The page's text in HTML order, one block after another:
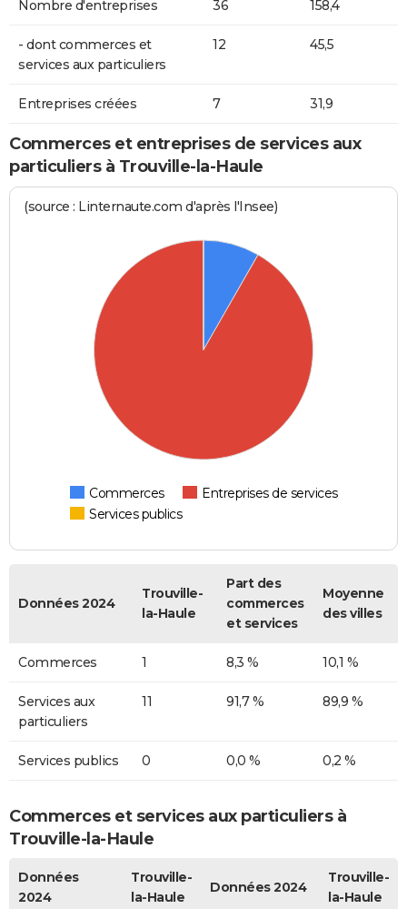
Nombre d'entreprises 36 158,4
- dont commerces et
services aux particuliers
12 45,5
Entreprises créées 7 31,9
Commerces et entreprises de services aux
particuliers à Trouville-la-Haule
(source : Linternaute.com d'après l'Insee)
Commerces
Entreprises de services
Services publics
Données 2024
Trouville-
la-Haule
Part des
commerces
et services
Moyenne
des villes
Commerces 1 8,3 % 10,1 %
Services aux
particuliers
11 91,7 % 89,9 %
Services publics 0 0,0 % 0,2 %
Commerces et services aux particuliers à
Trouville-la-Haule
Données
2024
Trouville-
la-Haule
Données 2024
Trouville-
la-Haule